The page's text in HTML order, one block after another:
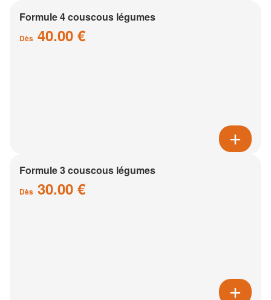
Formule 4 couscous légumes
Dès 40.00 €
Formule 3 couscous légumes
Dès 30.00 €